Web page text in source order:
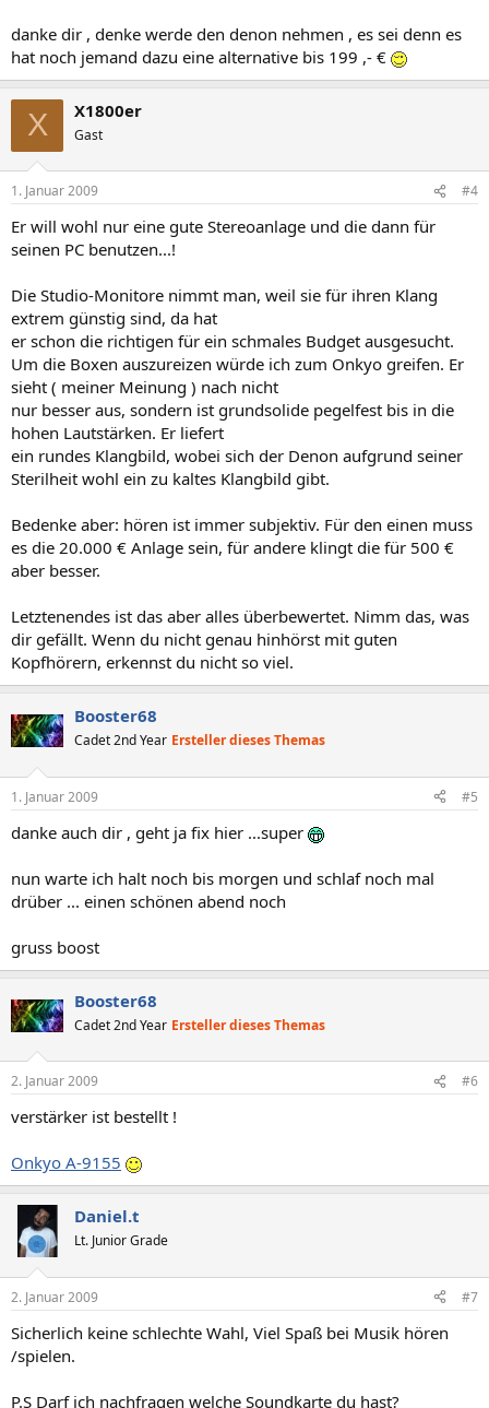
danke dir , denke werde den denon nehmen , es sei denn es
hat noch jemand dazu eine alternative bis 199 ,- €
X X1800er
Gast
1. Januar 2009 #4
Er will wohl nur eine gute Stereoanlage und die dann für
seinen PC benutzen...!
Die Studio-Monitore nimmt man, weil sie für ihren Klang
extrem günstig sind, da hat
er schon die richtigen für ein schmales Budget ausgesucht.
Um die Boxen auszureizen würde ich zum Onkyo greifen. Er
sieht ( meiner Meinung ) nach nicht
nur besser aus, sondern ist grundsolide pegelfest bis in die
hohen Lautstärken. Er liefert
ein rundes Klangbild, wobei sich der Denon aufgrund seiner
Sterilheit wohl ein zu kaltes Klangbild gibt.
Bedenke aber: hören ist immer subjektiv. Für den einen muss
es die 20.000 € Anlage sein, für andere klingt die für 500 €
aber besser.
Letztenendes ist das aber alles überbewertet. Nimm das, was
dir gefällt. Wenn du nicht genau hinhörst mit guten
Kopfhörern, erkennst du nicht so viel.
Booster68
Cadet 2nd Year Ersteller dieses Themas
1. Januar 2009 #5
danke auch dir , geht ja fix hier ...super
nun warte ich halt noch bis morgen und schlaf noch mal
drüber ... einen schönen abend noch
gruss boost
Booster68
Cadet 2nd Year Ersteller dieses Themas
2. Januar 2009 #6
verstärker ist bestellt !
Onkyo A-9155
Daniel.t
Lt. Junior Grade
2. Januar 2009 #7
Sicherlich keine schlechte Wahl, Viel Spaß bei Musik hören
/spielen.
P.S Darf ich nachfragen welche Soundkarte du hast?